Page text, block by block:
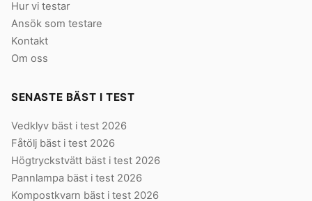
Hur vi testar
Ansök som testare
Kontakt
Om oss
SENASTE BÄST I TEST
Vedklyv bäst i test 2026
Fåtölj bäst i test 2026
Högtryckstvätt bäst i test 2026
Pannlampa bäst i test 2026
Kompostkvarn bäst i test 2026